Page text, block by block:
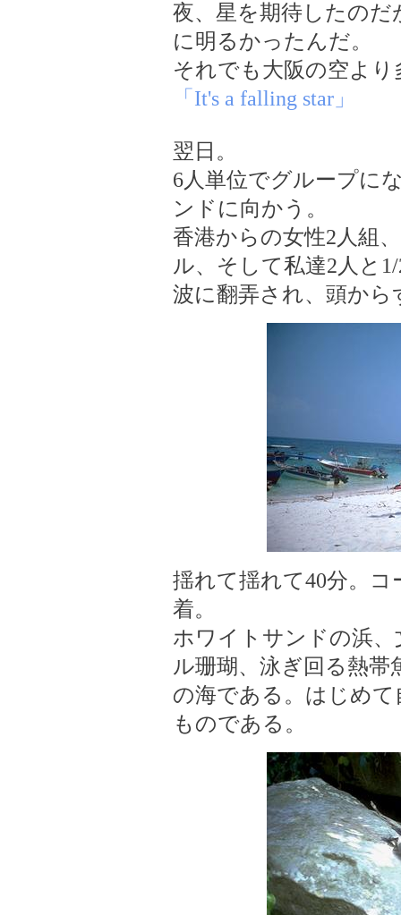
夜、星を期待したの
に明るかったんだ。
それでも大阪の空よ
「It's a falling star」
翌日。
6人単位でグループに
ンドに向かう。
香港からの女性2人組
ル、そして私達2人と
波に翻弄され、頭か
揺れて揺れて40分。
着。
ホワイトサンドの浜
ル珊瑚、泳ぎ回る熱
の海である。はじめ
ものである。